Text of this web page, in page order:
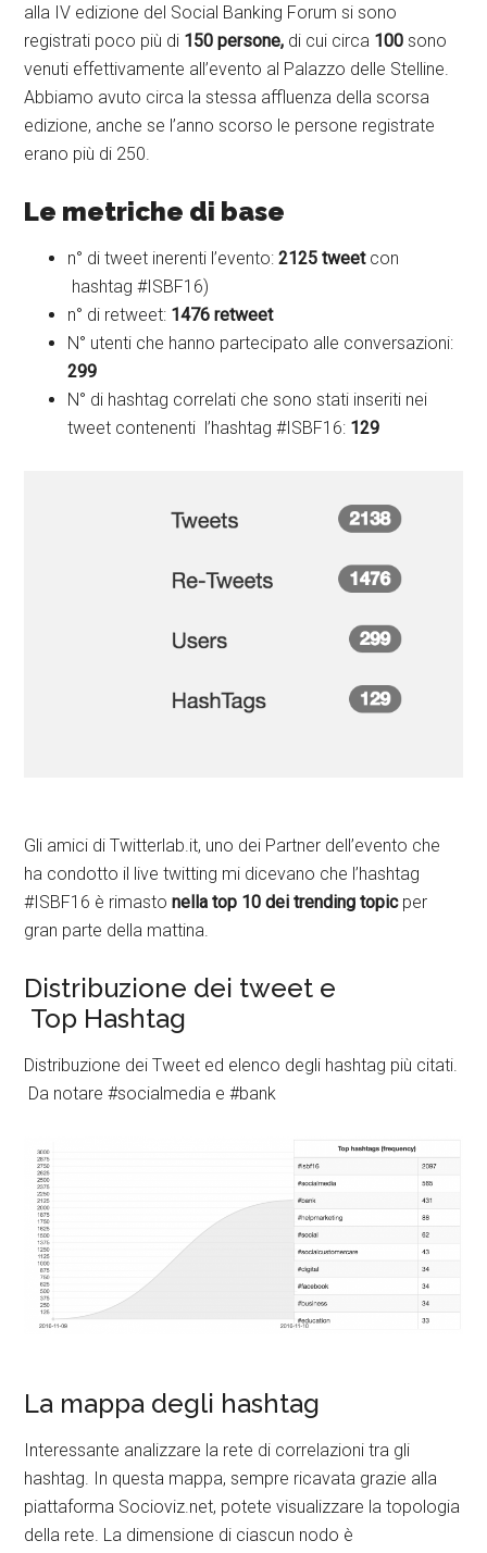
alla IV edizione del Social Banking Forum si sono
registrati poco più di 150 persone, di cui circa 100 sono
venuti effettivamente all’evento al Palazzo delle Stelline.
Abbiamo avuto circa la stessa affluenza della scorsa
edizione, anche se l’anno scorso le persone registrate
erano più di 250.
Le metriche di base
n° di tweet inerenti l’evento:2125 tweetcon
hashtag #ISBF16)
n° di retweet: 1476 retweet
N° utenti che hanno partecipato alle conversazioni:
299
N° di hashtag correlati che sono stati inseriti nei
tweet contenenti l’hashtag #ISBF16: 129
Gli amici di Twitterlab.it, uno dei Partner dell’evento che
ha condotto il live twitting mi dicevano che l’hashtag
#ISBF16 è rimastonella top 10 dei trending topicper
gran parte della mattina.
Distribuzione dei tweet e
Top Hashtag
Distribuzione dei Tweet ed elenco degli hashtag più citati.
Da notare #socialmedia e #bank
La mappa degli hashtag
Interessante analizzare la rete di correlazioni tra gli
hashtag. In questa mappa, sempre ricavata grazie alla
piattaforma Socioviz.net, potete visualizzare la topologia
della rete. La dimensione di ciascun nodo è